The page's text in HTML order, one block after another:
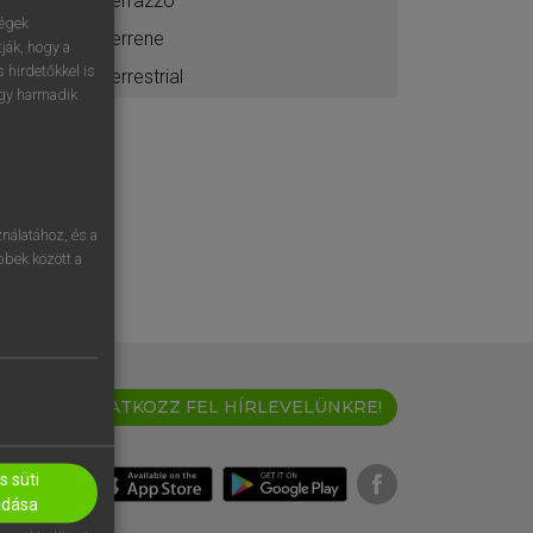
terrene
terrestrial
IRATKOZZ FEL HÍRLEVELÜNKRE!
hogy a
hirdetőkkel is
harmadik
és a
között a
süti